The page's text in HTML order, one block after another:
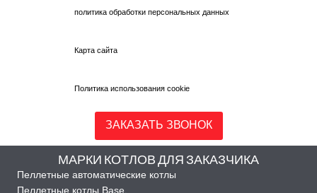
политика обработки персональных данных
Карта сайта
Политика использования cookie
ЗАКАЗАТЬ ЗВОНОК
МАРКИ КОТЛОВ ДЛЯ ЗАКАЗЧИКА
Пеллетные автоматические котлы
Пеллетные котлы Base,